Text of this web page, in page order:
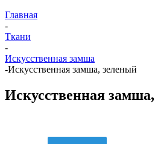
Главная
-
Ткани
-
Искусственная замша
-Искусственная замша, зеленый
Искусственная